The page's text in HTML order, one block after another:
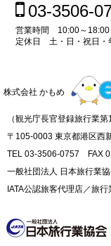
03-3506-
営業時間 10:00～18:00
定休日 土・日・祝日・
株式会社 かもめ
（観光庁長官登録旅行業第
〒105-0003 東京都港区西
TEL 03-3506-0757 FAX
一般社団法人 日本旅行業
IATA公認旅客代理店／旅